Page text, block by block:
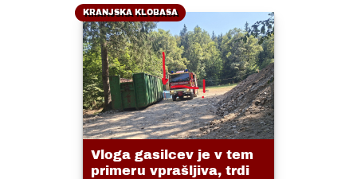
KRANJSKA KLOBASA
Vloga gasilcev je v tem
primeru vprašljiva, trdi